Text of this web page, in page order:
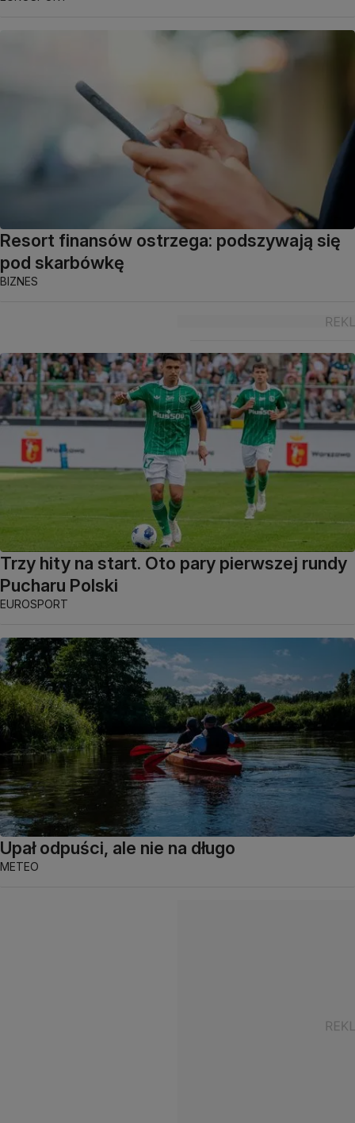
Resort finansów ostrzega: podszywają się
pod skarbówkę
BIZNES
Trzy hity na start. Oto pary pierwszej rundy
Pucharu Polski
EUROSPORT
Upał odpuści, ale nie na długo
METEO